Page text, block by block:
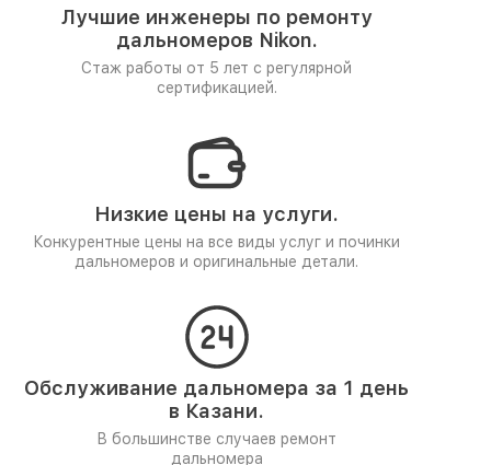
Лучшие инженеры по ремонту
дальномеров Nikon.
Стаж работы от 5 лет с регулярной
сертификацией.
Низкие цены на услуги.
Конкурентные цены на все виды услуг и починки
дальномеров и оригинальные детали.
Обслуживание дальномера за 1 день
в Казани.
В большинстве случаев ремонт
дальномера